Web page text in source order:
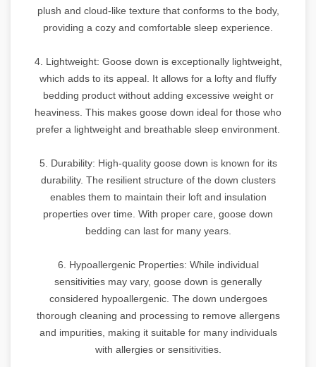
plush and cloud-like texture that conforms to the body,
providing a cozy and comfortable sleep experience.
4. Lightweight: Goose down is exceptionally lightweight,
which adds to its appeal. It allows for a lofty and fluffy
bedding product without adding excessive weight or
heaviness. This makes goose down ideal for those who
prefer a lightweight and breathable sleep environment.
5. Durability: High-quality goose down is known for its
durability. The resilient structure of the down clusters
enables them to maintain their loft and insulation
properties over time. With proper care, goose down
bedding can last for many years.
6. Hypoallergenic Properties: While individual
sensitivities may vary, goose down is generally
considered hypoallergenic. The down undergoes
thorough cleaning and processing to remove allergens
and impurities, making it suitable for many individuals
with allergies or sensitivities.